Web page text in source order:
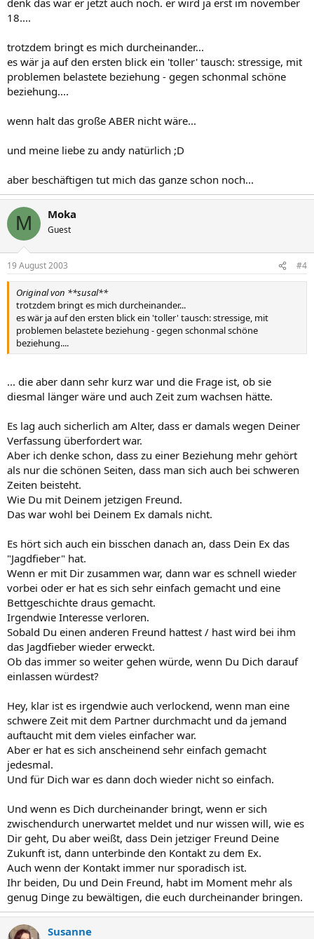
18....
trotzdem bringt es mich durcheinander...
es wär ja auf den ersten blick ein 'toller' tausch: stressige, mit
problemen belastete beziehung - gegen schonmal schöne
beziehung....
wenn halt das große ABER nicht wäre...
und meine liebe zu andy natürlich ;D
aber beschäftigen tut mich das ganze schon noch...
M Moka
Guest
19 August 2003 #4
Original von **susal**
trotzdem bringt es mich durcheinander...
es wär ja auf den ersten blick ein 'toller' tausch: stressige, mit
problemen belastete beziehung - gegen schonmal schöne
beziehung....
... die aber dann sehr kurz war und die Frage ist, ob sie
diesmal länger wäre und auch Zeit zum wachsen hätte.
Es lag auch sicherlich am Alter, dass er damals wegen Deiner
Verfassung überfordert war.
Aber ich denke schon, dass zu einer Beziehung mehr gehört
als nur die schönen Seiten, dass man sich auch bei schweren
Zeiten beisteht.
Wie Du mit Deinem jetzigen Freund.
Das war wohl bei Deinem Ex damals nicht.
Es hört sich auch ein bisschen danach an, dass Dein Ex das
"Jagdfieber" hat.
Wenn er mit Dir zusammen war, dann war es schnell wieder
vorbei oder er hat es sich sehr einfach gemacht und eine
Bettgeschichte draus gemacht.
Irgendwie Interesse verloren.
Sobald Du einen anderen Freund hattest / hast wird bei ihm
das Jagdfieber wieder erweckt.
Ob das immer so weiter gehen würde, wenn Du Dich darauf
einlassen würdest?
Hey, klar ist es irgendwie auch verlockend, wenn man eine
schwere Zeit mit dem Partner durchmacht und da jemand
auftaucht mit dem vieles einfacher war.
Aber er hat es sich anscheinend sehr einfach gemacht
jedesmal.
Und für Dich war es dann doch wieder nicht so einfach.
Und wenn es Dich durcheinander bringt, wenn er sich
zwischendurch unerwartet meldet und nur wissen will, wie es
Dir geht, Du aber weißt, dass Dein jetziger Freund Deine
Zukunft ist, dann unterbinde den Kontakt zu dem Ex.
Auch wenn der Kontakt immer nur sporadisch ist.
Ihr beiden, Du und Dein Freund, habt im Moment mehr als
genug Dinge zu bewältigen, die euch durcheinander bringen.
Susanne